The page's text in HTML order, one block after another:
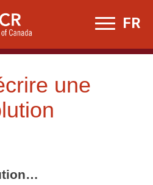
FR
une